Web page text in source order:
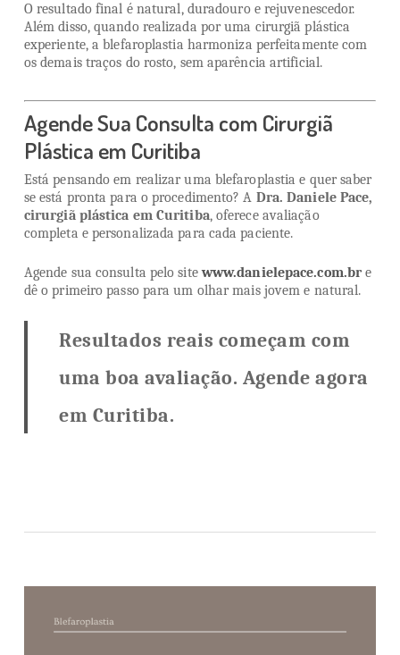
O resultado final é natural, duradouro e rejuvenescedor.
Além disso, quando realizada por uma cirurgiã plástica
experiente, a blefaroplastia harmoniza perfeitamente com
os demais traços do rosto, sem aparência artificial.
Agende Sua Consulta com Cirurgiã
Plástica em Curitiba
Está pensando em realizar uma blefaroplastia e quer saber
se está pronta para o procedimento? A Dra. Daniele Pace,
cirurgiã plástica em Curitiba, oferece avaliação
completa e personalizada para cada paciente.
Agende sua consulta pelo sitewww.danielepace.com.bre
dê o primeiro passo para um olhar mais jovem e natural.
Resultados reais começam com
uma boa avaliação. Agende agora
em Curitiba.